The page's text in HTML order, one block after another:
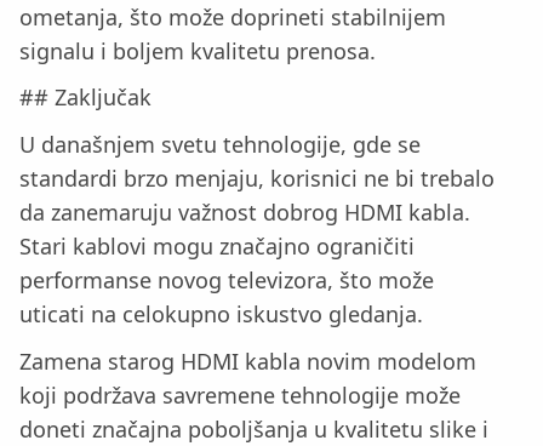
ometanja, što može doprineti stabilnijem
signalu i boljem kvalitetu prenosa.
## Zaključak
U današnjem svetu tehnologije, gde se
standardi brzo menjaju, korisnici ne bi trebalo
da zanemaruju važnost dobrog HDMI kabla.
Stari kablovi mogu značajno ograničiti
performanse novog televizora, što može
uticati na celokupno iskustvo gledanja.
Zamena starog HDMI kabla novim modelom
koji podržava savremene tehnologije može
doneti značajna poboljšanja u kvalitetu slike i